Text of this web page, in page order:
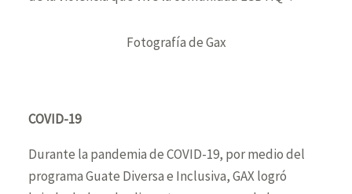
Fotografía de Gax
COVID-19
Durante la pandemia de COVID-19, por medio del
programa Guate Diversa e Inclusiva, GAX logró